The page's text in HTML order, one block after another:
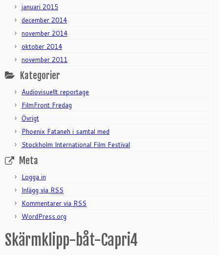
januari 2015
december 2014
november 2014
oktober 2014
november 2011
Kategorier
Audiovisuellt reportage
FilmFront Fredag
Övrigt
Phoenix Fataneh i samtal med
Stockholm International Film Festival
Meta
Logga in
Inlägg via RSS
Kommentarer via RSS
WordPress.org
Skärmklipp-båt-Capri4